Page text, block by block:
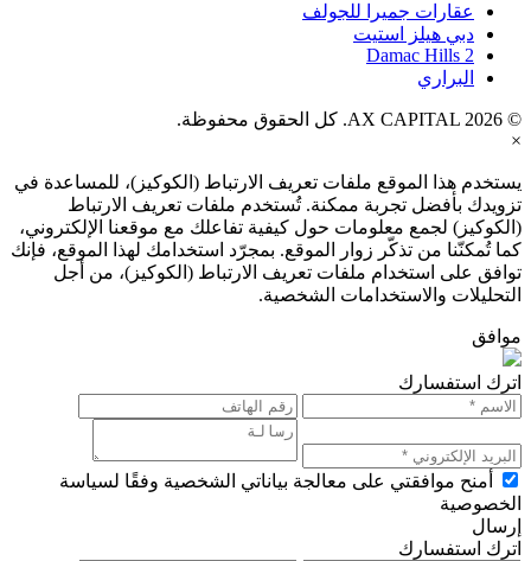
عقارات جميرا للجولف
دبي هيلز استيت
Damac Hills 2
البراري
© AX CAPITAL 2026. كل الحقوق محفوظة.
×
يستخدم هذا الموقع ملفات تعريف الارتباط (الكوكيز)، للمساعدة في
تزويدك بأفضل تجربة ممكنة. تُستخدم ملفات تعريف الارتباط
(الكوكيز) لجمع معلومات حول كيفية تفاعلك مع موقعنا الإلكتروني،
كما تُمكنّنا من تذكّر زوار الموقع. بمجرّد استخدامك لهذا الموقع، فإنك
توافق على استخدام ملفات تعريف الارتباط (الكوكيز)، من أجل
التحليلات والاستخدامات الشخصية.
موافق
اترك استفسارك
أمنح موافقتي على معالجة بياناتي الشخصية وفقًا لسياسة
الخصوصية
إرسال
اترك استفسارك